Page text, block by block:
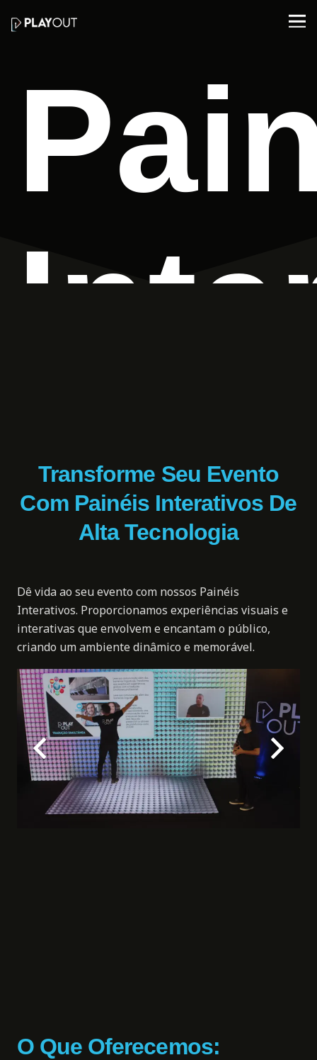
Transforme Seu Evento
Com Painéis Interativos De
Alta Tecnologia
Dê vida ao seu evento com nossos Painéis
Interativos. Proporcionamos experiências visuais e
interativas que envolvem e encantam o público,
criando um ambiente dinâmico e memorável.
O Que Oferecemos: